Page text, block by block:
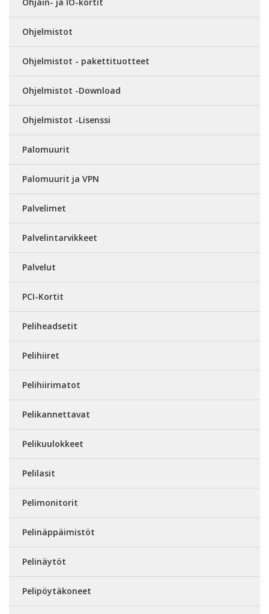
Ohjelmistot
Ohjelmistot - pakettituotteet
Ohjelmistot -Download
Ohjelmistot -Lisenssi
Palomuurit
Palomuurit ja VPN
Palvelimet
Palvelintarvikkeet
Palvelut
PCI-Kortit
Peliheadsetit
Pelihiiret
Pelihiirimatot
Pelikannettavat
Pelikuulokkeet
Pelilasit
Pelimonitorit
Pelinäppäimistöt
Pelinäytöt
Pelipöytäkoneet